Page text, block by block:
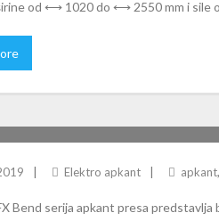
od ⟷ 1020 do ⟷ 2550 mm i sile
Elektro apkant apkant,
Bend serija apkant presa